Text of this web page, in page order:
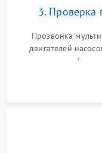
3. Проверка
Прозвонка
двигателей
прессостата
концевика